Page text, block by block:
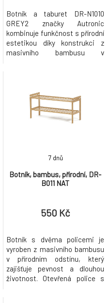
Botník a taburet DR-N1010
GREY2 značky Autronic
kombinuje funkčnost s přírodní
estetikou díky konstrukci z
masivního bambusu v
šedou látkou s jemnou
strukturou, která poskytuje
pohodlné posezení a zároveň
doplňuje minimalistický
Botník, bambus, přírodní, DR-
B011 NAT
7 dnů
550 Kč
Botník s dvěma policemi je
vyroben z masivního bambusu
v přírodním odstínu, který
zajišťuje pevnost a dlouhou
životnost. Otevřená police s